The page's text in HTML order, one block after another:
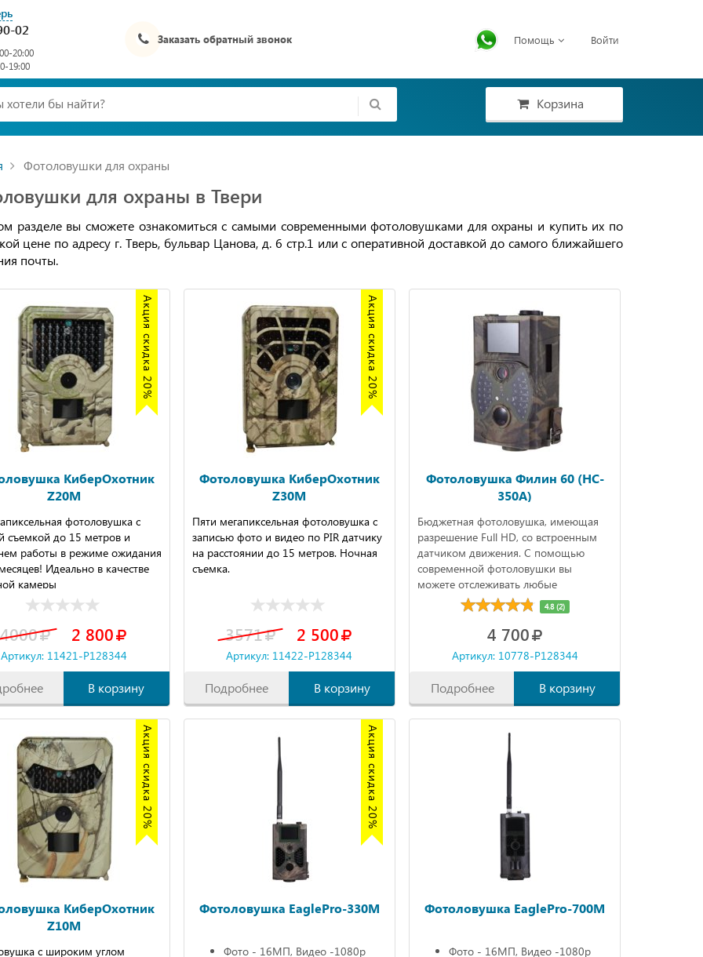
02
20:00
19:00
Заказать обратный звонок Помощь Войти
Корзина
Фотоловушки для охраны
для охраны в Твери
разделе вы сможете ознакомиться с самыми современными фотоловушками для охраны и купить их по
цене по адресу г. Тверь, бульвар Цанова, д. 6 стр.1 или с оперативной доставкой до самого ближайшего
почты.
Акция скидка 20%
КиберОхотник
Z20M
фотоловушка с
съемкой до 15 метров и
работы в режиме ожидания
Идеально в качестве
камеры
4000 2 800
Артикул: 11421-P128344
В корзину
Акция скидка 20%
Фотоловушка КиберОхотник
Z30M
Пяти мегапиксельная фотоловушка с
записью фото и видео по PIR датчику
на расстоянии до 15 метров. Ночная
съемка.
3571 2 500
Артикул: 11422-P128344
Подробнее В корзину
Фотоловушка Филин 60 (HC-
350A)
Бюджетная фотоловушка, имеющая
разрешение Full HD, со встроенным
датчиком движения. С помощью
современной фотоловушки вы
можете отслеживать любые
перемещения в выбранном секторе,
совершать фото и видеосъемку.
4.8 (2)
4 700
Артикул: 10778-P128344
Подробнее В корзину
Акция скидка 20%
КиберОхотник
Z10M
с широким углом
Акция скидка 20%
Фотоловушка EaglePro-330M
Фото - 16МП, Видео -1080р
Фотоловушка EaglePro-700M
Фото - 16МП, Видео -1080р